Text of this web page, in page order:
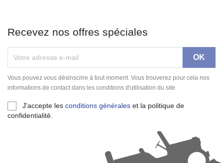
Recevez nos offres spéciales
Vous pouvez vous désinscrire à tout moment. Vous trouverez pour cela nos
informations de contact dans les conditions d'utilisation du site.
J'accepte les conditions générales et la politique de
confidentialité.